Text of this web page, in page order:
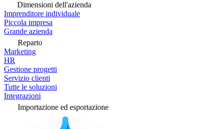
Dimensioni dell'azienda
Imprenditore individuale
Piccola impresa
Grande azienda
Reparto
Marketing
HR
Gestione progetti
Servizio clienti
Tutte le soluzioni
Integrazioni
Importazione ed esportazione